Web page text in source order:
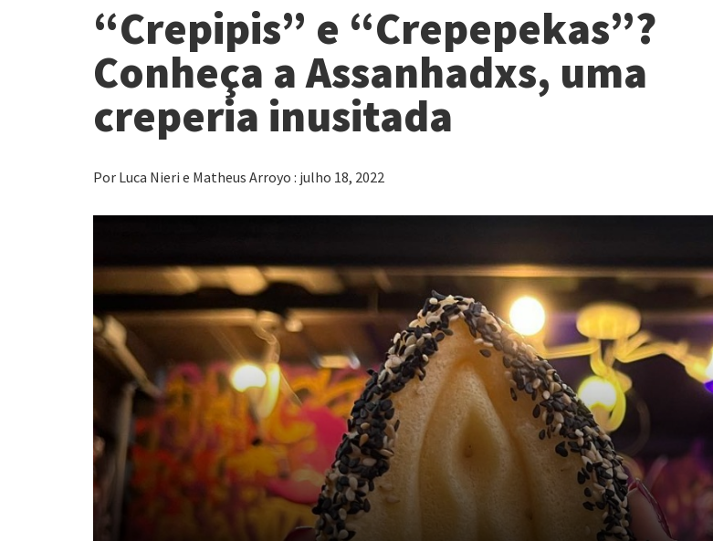
“Crepipis” e “Crepepekas”?
Conheça a Assanhadxs, uma
creperia inusitada
Por Luca Nieri e Matheus Arroyo : julho 18, 2022